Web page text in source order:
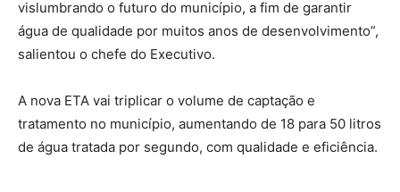
vislumbrando o futuro do município, a fim de garantir
água de qualidade por muitos anos de desenvolvimento”,
salientou o chefe do Executivo.
A nova ETA vai triplicar o volume de captação e
tratamento no município, aumentando de 18 para 50 litros
de água tratada por segundo, com qualidade e eficiência.